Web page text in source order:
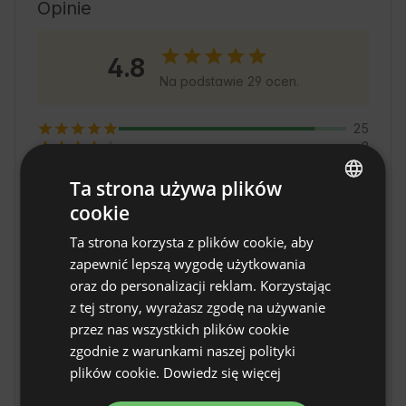
odkrywania okolicznych atrakcji turystycznych
przyjazną obsługę oraz możliwość aktywnego
spędzania czasu na łonie Natury. Warto poznać
lokalne tradycje i korzystać z licznych ścieżek
Opinie
4.8 Na podstawie 29 ocen.
25
2
Halley
ponad 3 lata temu
Uwielbialiśmy nasz świąteczny wypad w Jurta
Yuka! Gospodarze byli bardzo mili i udekorowali
miejsce drzewkiem i światłami na nasz
świąteczny pobyt (nie spodziewaliśmy się tego!).
CZYTAJ WIĘCEJ Pokaż oryginał
SPANISH
GERMAN
Ta strona używa plików
cookie
Ta strona korzysta z plików cookie, aby
zapewnić lepszą wygodę użytkowania
oraz do personalizacji reklam. Korzystając
z tej strony, wyrażasz zgodę na używanie
przez nas wszystkich plików cookie
zgodnie z warunkami naszej polityki
plików cookie. Dowiedz się więcej